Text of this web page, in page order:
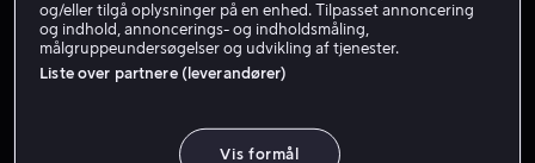
og/eller tilgå oplysninger på en enhed. Tilpasset annoncering
og indhold, annoncerings- og indholdsmåling,
målgruppeundersøgelser og udvikling af tjenester.
Liste over partnere (leverandører)
Vis formål